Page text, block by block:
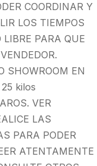
COORDINAR Y
LOS TIEMPOS
LIBRE PARA QUE
SHOWROOM EN
kilos
VER
LAS
PARA PODER
ATENTAMENTE